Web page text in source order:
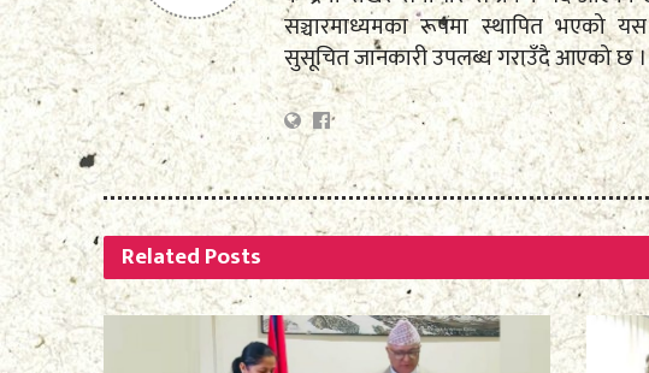
सञ्चारमाध्यमका रूपमा स्थापित भएको
सुसूचित जानकारी उपलब्ध गराउँदै आएको छ ।
RelatedPosts